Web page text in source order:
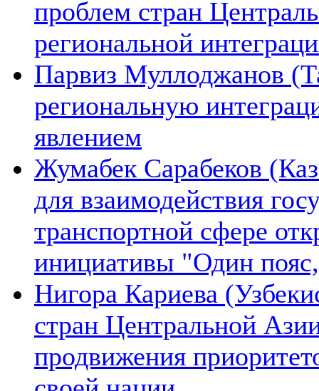
проблем стран
региональной
Парвиз Муллоджанов
региональную
явлением
Жумабек Сарабеков
для взаимодействия
транспортной сфере
инициативы "Один
Нигора Кариева
стран Центральной
продвижения